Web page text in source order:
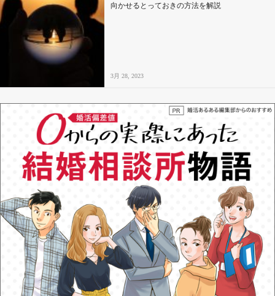
向かせるとっておきの方法を解説
3月 28, 2023